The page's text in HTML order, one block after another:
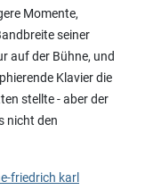
Momente,
seiner
auf der Bühne, und
Klavier die
stellte - aber der
nicht den
friedrich karl